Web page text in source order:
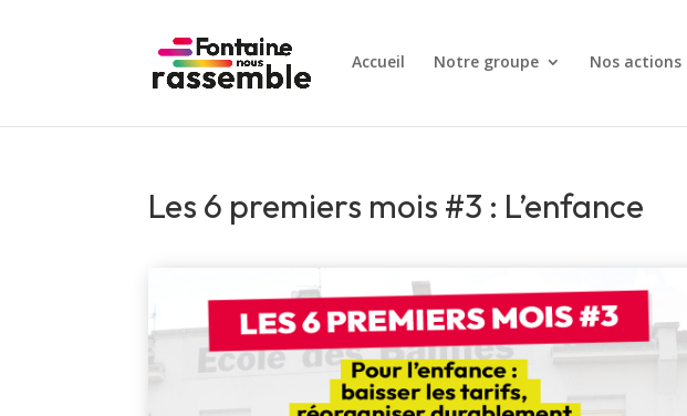
Accueil Notre groupe Nos actions
Les 6 premiers mois #3 : L’enfance